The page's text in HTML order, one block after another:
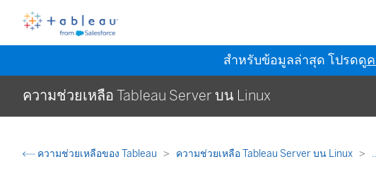
สำหรับข้อมูลล่าสุด โปรดดู
ความช่วยเหลือ Tableau Server บน Linux
ความช่วยเหลือของ Tableau ความช่วยเหลือ Tableau Server บน Linux